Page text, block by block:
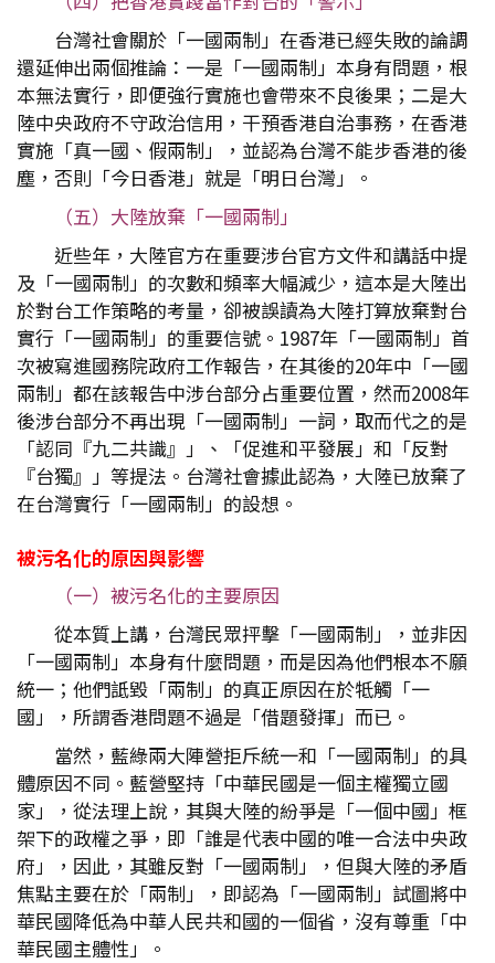
台灣社會關於「一國兩制」在香港已經失敗的論調
還延伸出兩個推論：一是「一國兩制」本身有問題，根
本無法實行，即便強行實施也會帶來不良後果；二是大
陸中央政府不守政治信用，干預香港自治事務，在香港
實施「真一國、假兩制」，並認為台灣不能步香港的後
塵，否則「今日香港」就是「明日台灣」。
（五）大陸放棄「一國兩制」
近些年，大陸官方在重要涉台官方文件和講話中提
及「一國兩制」的次數和頻率大幅減少，這本是大陸出
於對台工作策略的考量，卻被誤讀為大陸打算放棄對台
實行「一國兩制」的重要信號。1987年「一國兩制」首
次被寫進國務院政府工作報告，在其後的20年中「一國
兩制」都在該報告中涉台部分占重要位置，然而2008年
後涉台部分不再出現「一國兩制」一詞，取而代之的是
「認同『九二共識』」、「促進和平發展」和「反對
『台獨』」等提法。台灣社會據此認為，大陸已放棄了
在台灣實行「一國兩制」的設想。
被污名化的原因與影響
（一）被污名化的主要原因
從本質上講，台灣民眾抨擊「一國兩制」，並非因
「一國兩制」本身有什麼問題，而是因為他們根本不願
統一；他們詆毀「兩制」的真正原因在於牴觸「一
國」，所謂香港問題不過是「借題發揮」而已。
當然，藍綠兩大陣營拒斥統一和「一國兩制」的具
體原因不同。藍營堅持「中華民國是一個主權獨立國
家」，從法理上說，其與大陸的紛爭是「一個中國」框
架下的政權之爭，即「誰是代表中國的唯一合法中央政
府」，因此，其雖反對「一國兩制」，但與大陸的矛盾
焦點主要在於「兩制」，即認為「一國兩制」試圖將中
華民國降低為中華人民共和國的一個省，沒有尊重「中
華民國主體性」。